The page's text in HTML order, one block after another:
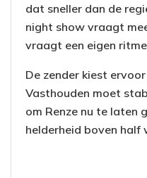
dat sneller dan de
night show vraagt
vraagt een eigen
De zender kiest
Vasthouden moet
om Renze nu te laten
helderheid boven half